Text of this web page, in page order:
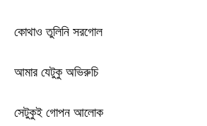
কোথাও তুলিনি সরগোল
আমার যেটুকু অভিরুচি
সেটুকুই গোপন আলোক